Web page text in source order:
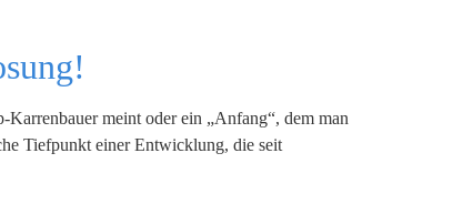
meint oder ein „Anfang“, dem man
Tiefpunkt einer Entwicklung, die seit